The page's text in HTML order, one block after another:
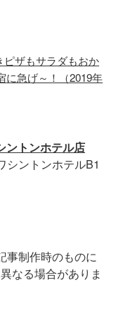
ピザもサラダもおか
に急げ～！（2019年
ントンホテル店
シントンホテルB1
事制作時のものに
なる場合がありま